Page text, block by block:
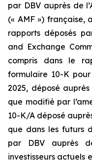
par DBV auprès de
(« AMF ») française,
rapports déposés
and Exchange
compris dans le
formulaire 10-K pour
2025, déposé
que modifié par
10-K/A déposé
que dans les futurs
par DBV auprès
investisseurs actuels